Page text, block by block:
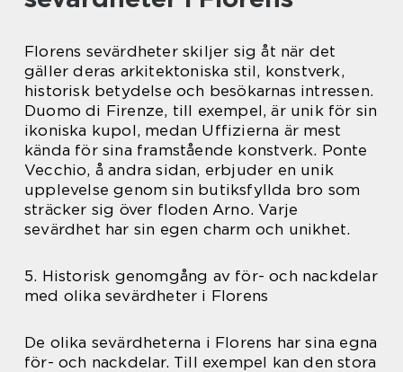
Florens sevärdheter skiljer sig åt när det
gäller deras arkitektoniska stil, konstverk,
historisk betydelse och besökarnas intressen.
Duomo di Firenze, till exempel, är unik för sin
ikoniska kupol, medan Uffizierna är mest
kända för sina framstående konstverk. Ponte
Vecchio, å andra sidan, erbjuder en unik
upplevelse genom sin butiksfyllda bro som
sträcker sig över floden Arno. Varje
sevärdhet har sin egen charm och unikhet.
5. Historisk genomgång av för- och nackdelar
med olika sevärdheter i Florens
De olika sevärdheterna i Florens har sina egna
för- och nackdelar. Till exempel kan den stora